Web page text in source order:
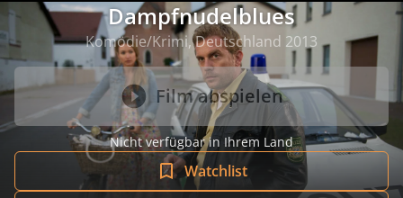
Dampfnudelblues
Komödie/Krimi, Deutschland 2013
Film abspielen
Nicht verfügbar in Ihrem Land
Watchlist